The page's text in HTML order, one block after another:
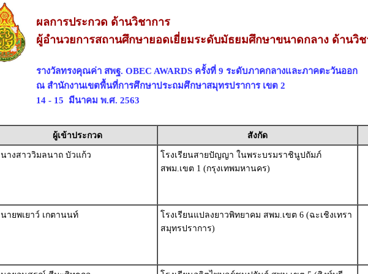
ผลการประกวด ด้านวิชาการ
ผู้อำนวยการสถานศึกษายอดเยี่ยมระดับมัธยมศึกษาขนาดกลาง ด้านวิช
รางวัลทรงคุณค่า สพฐ. OBEC AWARDS ครั้งที่ 9 ระดับภาคกลางและภาคตะวันออก
ณ สำนักงานเขตพื้นที่การศึกษาประถมศึกษาสมุทรปราการ เขต 2
14 - 15 มีนาคม พ.ศ. 2563
ผู้เข้าประกวด สังกัด
นางสาววิมลนาถ บัวแก้ว
โรงเรียนสายปัญญา ในพระบรมราชินูปถัมภ์
สพม.เขต 1 (กรุงเทพมหานคร)
นายพเยาว์ เกตานนท์
โรงเรียนแปลงยาวพิทยาคม สพม.เขต 6 (ฉะเชิงเทรา
สมุทรปราการ)